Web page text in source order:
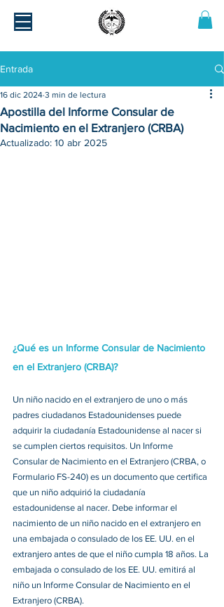
Entrada
Apostilla del Informe Consular de
Nacimiento en el Extranjero (CRBA)
16 dic 2024 3 min de lectura
Actualizado: 10 abr 2025
¿Qué es un Informe Consular de Nacimiento
en el Extranjero (CRBA)?
Un niño nacido en el extranjero de uno o más
padres ciudadanos Estadounidenses puede
adquirir la ciudadanía Estadounidense al nacer si
se cumplen ciertos requisitos. Un Informe
Consular de Nacimiento en el Extranjero (CRBA, o
Formulario FS-240) es un documento que certifica
que un niño adquirió la ciudadanía
estadounidense al nacer. Debe informar el
nacimiento de un niño nacido en el extranjero en
una embajada o consulado de los EE. UU. en el
extranjero antes de que el niño cumpla 18 años. La
embajada o consulado de los EE. UU. emitirá al
niño un Informe Consular de Nacimiento en el
Extranjero (CRBA).